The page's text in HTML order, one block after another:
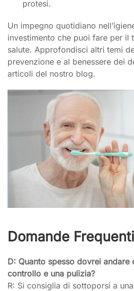
protesi.
Un impegno quotidiano
investimento che puoi fare per il
salute. Approfondisci altri temi
prevenzione e al benessere dei
articoli del nostro blog.
Domande
D: Quanto spesso dovrei andare
controllo e una pulizia?
R: Si consiglia di sottoporsi a